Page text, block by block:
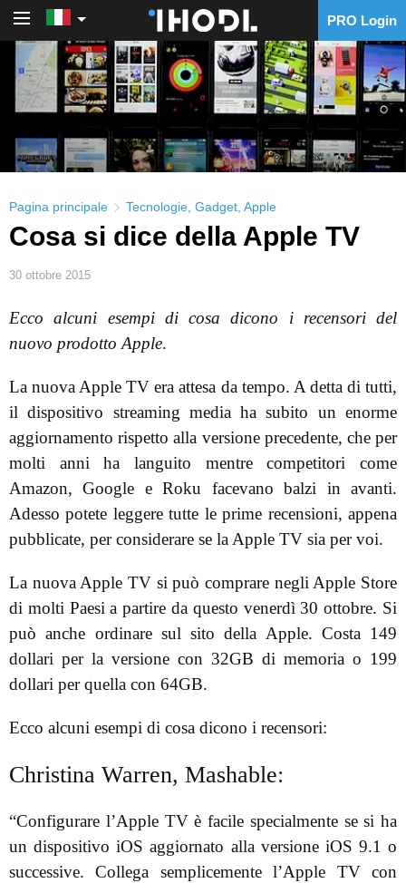
PRO Login
Pagina principale Tecnologie Gadget Apple
Cosa si dice della Apple TV
30 ottobre 2015
Ecco alcuni esempi di cosa dicono i recensori del
nuovo prodotto Apple.
La nuova Apple TV era attesa da tempo. A detta di tutti,
il dispositivo streaming media ha subito un enorme
aggiornamento rispetto alla versione precedente, che per
molti anni ha languito mentre competitori come
Amazon, Google e Roku facevano balzi in avanti.
Adesso potete leggere tutte le prime recensioni, appena
pubblicate, per considerare se la Apple TV sia per voi.
La nuova Apple TV si può comprare negli Apple Store
di molti Paesi a partire da questo venerdì 30 ottobre. Si
può anche ordinare sul sito della Apple. Costa 149
dollari per la versione con 32GB di memoria o 199
dollari per quella con 64GB.
Ecco alcuni esempi di cosa dicono i recensori:
Christina Warren, Mashable:
“Configurare l’Apple TV è facile specialmente se si ha
un dispositivo iOS aggiornato alla versione iOS 9.1 o
successive. Collega semplicemente l’Apple TV con